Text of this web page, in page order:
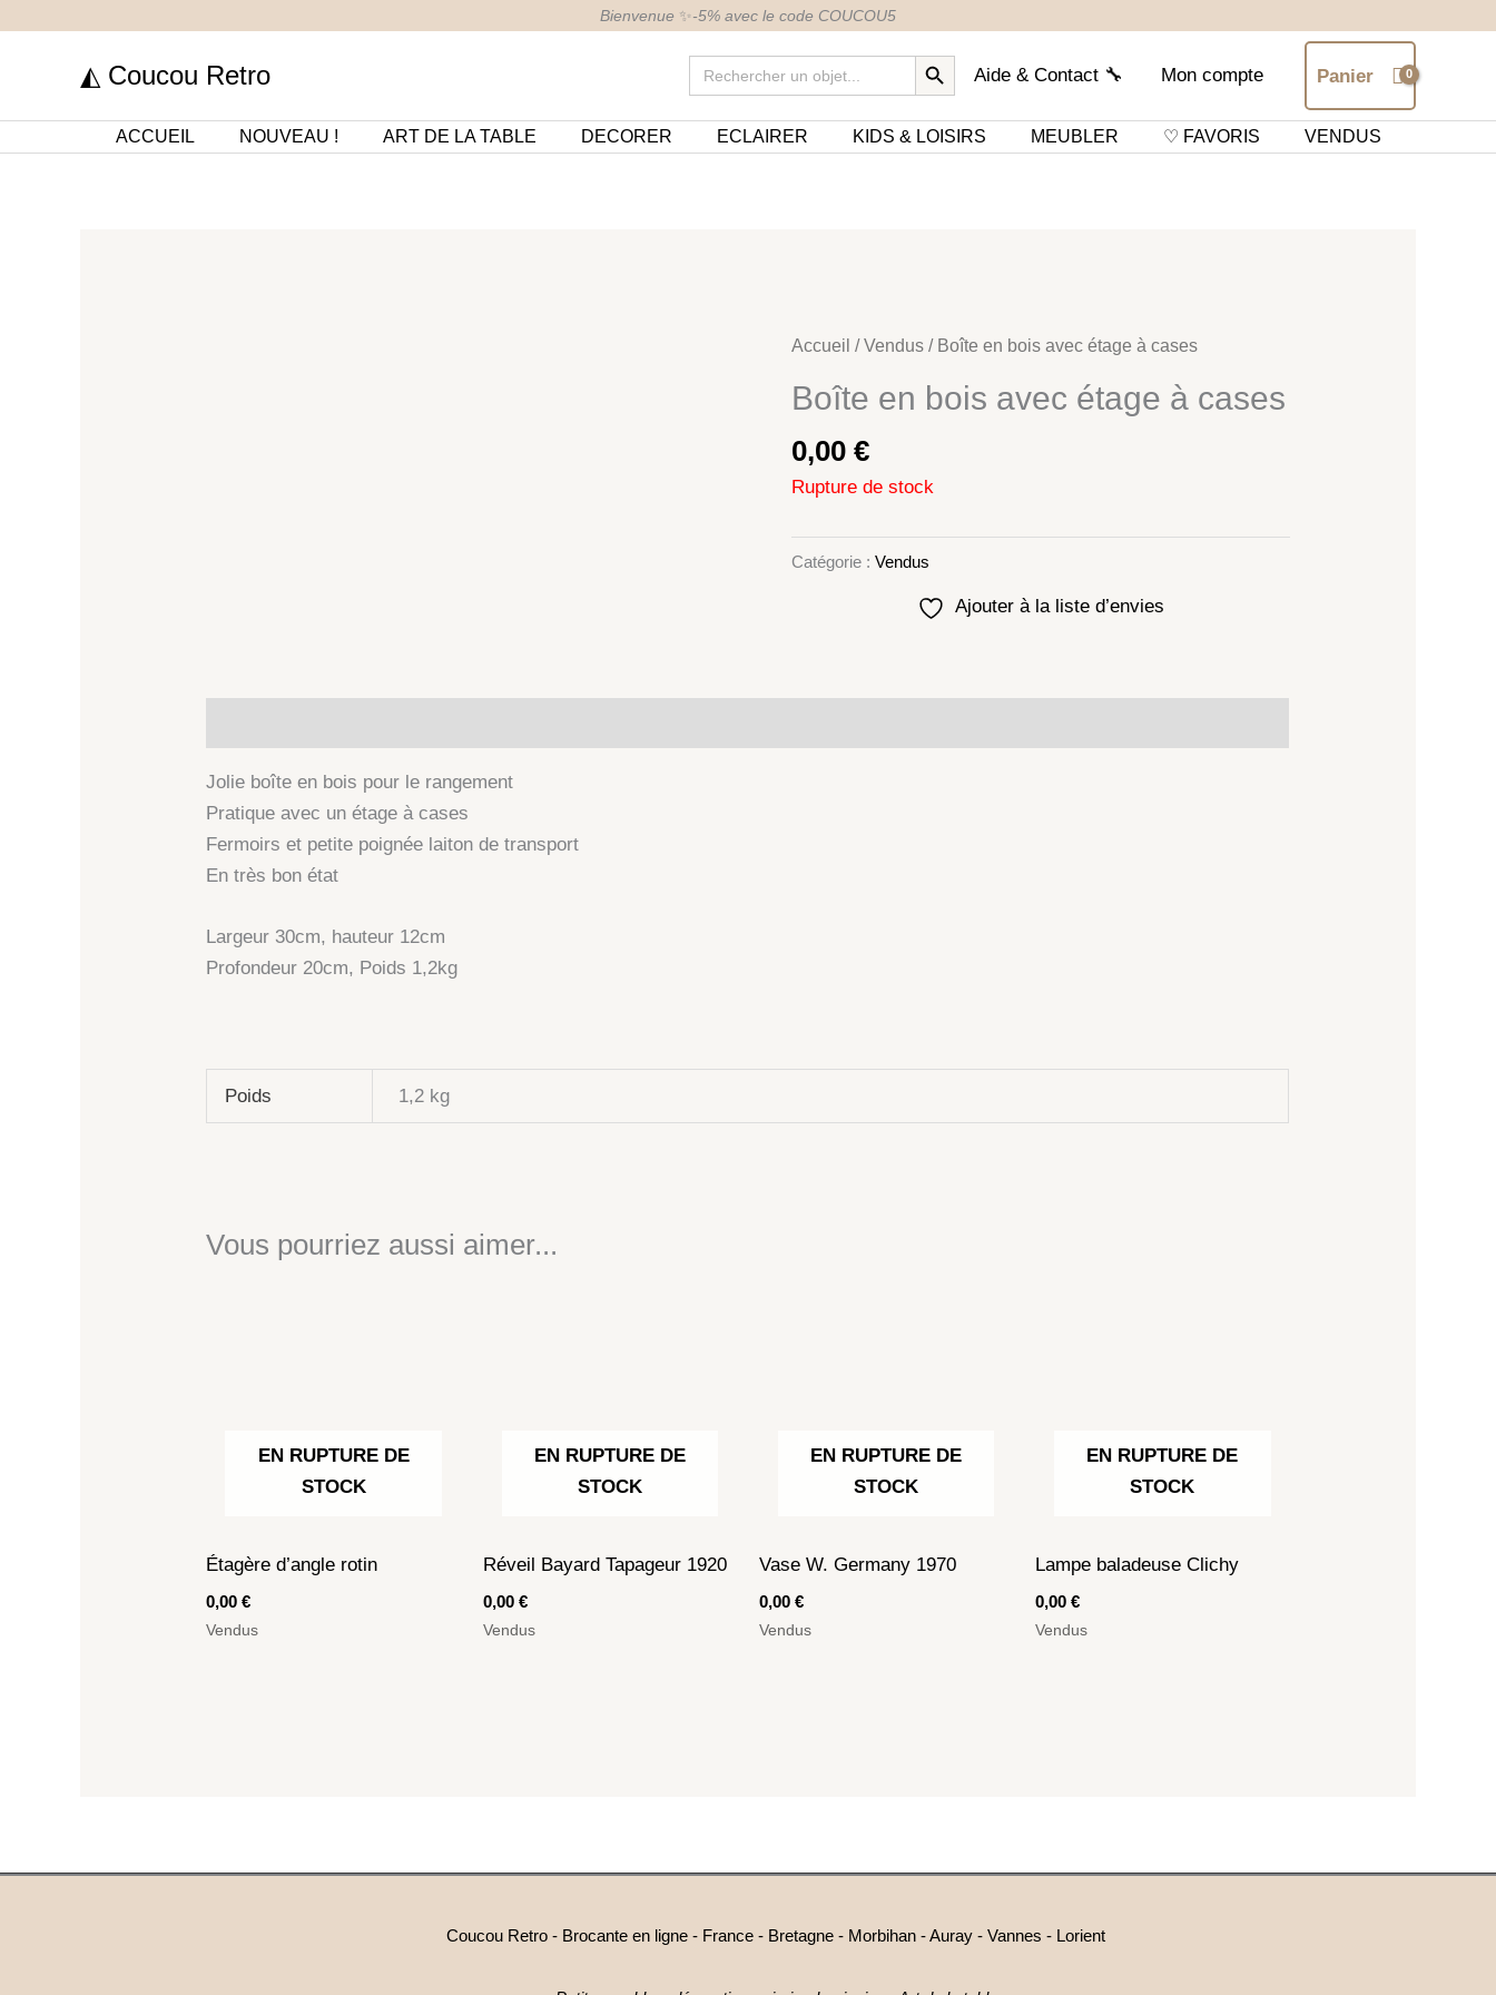
Bienvenue ✨-5% avec le code COUCOU5
◭ Coucou Retro
Search
for:
SEARCH BUTTON
Aide & Contact 🔧 Mon compte Panier
ACCUEIL NOUVEAU ! ART DE LA TABLE DECORER ECLAIRER KIDS & LOISIRS MEUBLER ♡ FAVORIS VENDUS
Accueil /Vendus/ Boîte en bois avec étage à cases
Boîte en bois avec étage à cases
0,00 €
Rupture de stock
Catégorie : Vendus
Ajouter à la liste d’envies
Jolie boîte en bois pour le rangement
Pratique avec un étage à cases
Fermoirs et petite poignée laiton de transport
En très bon état
Largeur 30cm, hauteur 12cm
Profondeur 20cm, Poids 1,2kg
Poids 1,2 kg
Vous pourriez aussi aimer...
EN RUPTURE DE
STOCK
Étagère d’angle rotin
0,00€
Vendus
EN RUPTURE DE
STOCK
Réveil Bayard Tapageur 1920
0,00 €
Vendus
EN RUPTURE DE
STOCK
Vase W. Germany 1970
0,00 €
Vendus
EN RUPTURE DE
STOCK
Lampe baladeuse Clichy
0,00€
Vendus
Coucou Retro - Brocante en ligne - France - Bretagne - Morbihan - Auray - Vannes - Lorient